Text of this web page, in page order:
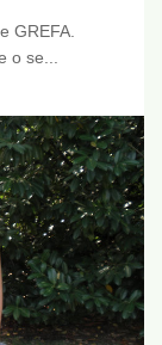
GREFA.
se...